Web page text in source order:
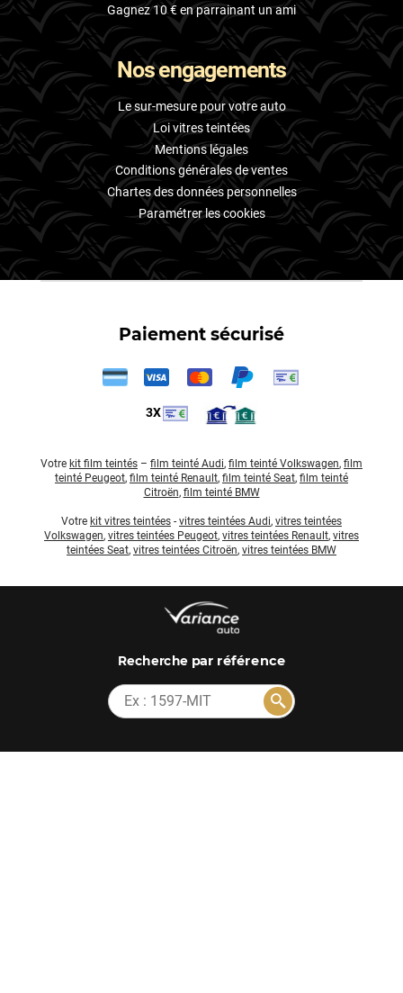
Tesla
Toyota
Volkswagen
Volvo
Xpeng
Gagnez 10 € en parrainant un ami
Nos engagements
Le sur-mesure pour votre auto
Loi vitres teintées
Mentions légales
Conditions générales de ventes
Chartes des données personnelles
Paramétrer les cookies
Paiement sécurisé
3X
Votre kit film teintés – film teinté Audi, film teinté Volkswagen, film
teinté Peugeot, film teinté Renault, film teinté Seat, film teinté
Citroën, film teinté BMW
Votre kit vitres teintées - vitres teintées Audi, vitres teintées
Volkswagen, vitres teintées Peugeot, vitres teintées Renault, vitres
teintées Seat, vitres teintées Citroën, vitres teintées BMW
Recherchepar référence